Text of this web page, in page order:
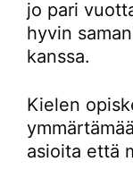
jo pari
hyvin
kanssa.
Kielen
asioita että